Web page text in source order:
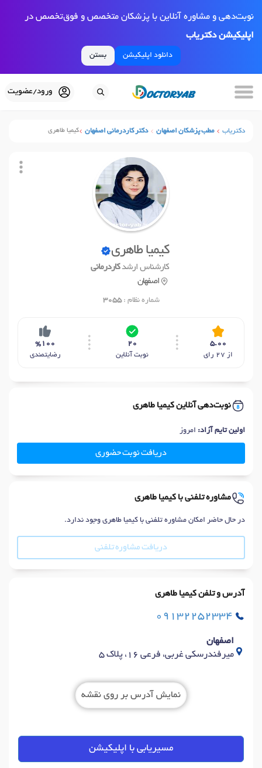
نوبت‌دهی و مشاوره آنلاین با پزشکان متخصص و فوق‌تخصص در
اپلیکیشن دکتریاب
دانلود اپلیکیشن بستن
ورود/عضویت
دکتریاب مطب پزشکان اصفهان دکتر کاردرمانی اصفهان کیمیا طاهری
کیمیا طاهری
کارشناس ارشدکاردرمانی
اصفهان
شماره نظام :3055
5.00
از 27 رای
20
نوبت آنلاین
%100
رضایتمندی
نوبت‌دهی آنلاین کیمیا طاهری
اولین تایم آزاد: امروز
دریافت نوبت حضوری
مشاوره تلفنی با کیمیا طاهری
در حال حاضر امکان مشاوره تلفنی با کیمیا طاهری وجود ندارد.
دریافت مشاوره تلفنی
آدرس و تلفن کیمیا طاهری
09132252334
اصفهان
میرفندرسکی غربی، فرعی 16، پلاک 5
نمایش آدرس بر روی نقشه
مسیریابی با اپلیکیشن